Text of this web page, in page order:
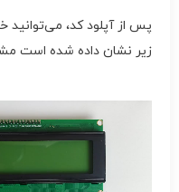
پس از آپلود کد، می‌توانید
زیر نشان داده شده است